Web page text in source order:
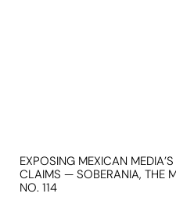
EXPOSING MEXICAN
CLAIMS — SOBERANIA, THE
NO. 114